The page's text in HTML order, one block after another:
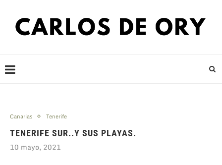
Canarias Tenerife
TENERIFE SUR..Y SUS PLAYAS.
10 mayo, 2021